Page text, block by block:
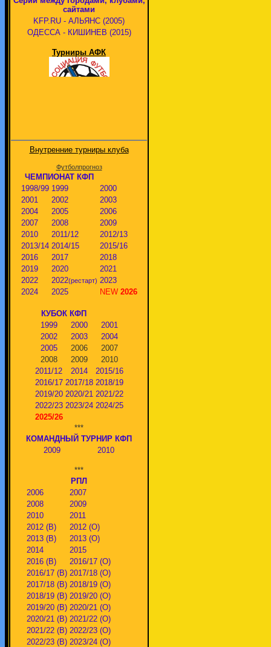
сайтами
KFP.RU - АЛЬЯНС (2005)
ОДЕССА - КИШИНЕВ (2015)
Турниры АФК
Внутренние турниры клуба
Футболпрогноз
ЧЕМПИОНАТ КФП
1998/99 1999
2000
2001
2002
2003
2004
2005
2006
2007
2008
2009
2010
2011/12
2012/13
2013/14 2014/15
2015/16
2016
2017
2018
2019
2020
2021
2022
2022(рестарт) 2023
2024
2025 NEW 2026
КУБОК КФП
1999
2000
2001
2002
2003
2004
2005
2006
2007
2008
2009
2010
2011/12
2014
2015/16
2016/17 2017/18 2018/19
2019/20 2020/21 2021/22
2022/23 2023/24 2024/25
2025/26
***
КОМАНДНЫЙ ТУРНИР КФП
2009
2010
***
РПЛ
2006
2007
2008
2009
2010
2011
2012 (В)
2012 (О)
2013 (В)
2013 (О)
2014
2015
2016 (В)
2016/17 (О)
2016/17 (В) 2017/18 (О)
2017/18 (В) 2018/19 (О)
2018/19 (В) 2019/20 (О)
2019/20 (В) 2020/21 (О)
2020/21 (В) 2021/22 (О)
2021/22 (В) 2022/23 (О)
2022/23 (В) 2023/24 (О)